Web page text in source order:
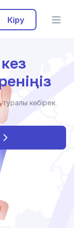
Кіру
туралы көбірек